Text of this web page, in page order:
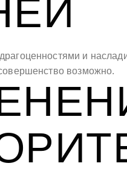
и
возможно.